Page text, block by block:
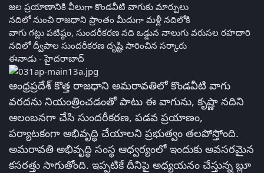
జల ప్రయాణానికి వీలుగా కొండవీటి వాగుకు మార్పులు
నదిలో నుంచి రాజధాని ప్రాంతం మీదుగా మళ్లీ నదిలోకి
వాగు గట్లు పటిష్ఠం, సుందరీకరణ నది ఒడ్డున నాలుగు వరుసల రహదారి
నదిలో ద్వీపాల సుందరీకరణ దృష్టి సారించిన సర్కారు
ఈనాడు - హైదరాబాద్‌
ఆంధ్రప్రదేశ్‌ కొత్త రాజధాని అమరావతిలో కొండవీటి వాగు
వరదను నియంత్రించడంతో పాటు ఈ వాగును, కృష్ణా నదిని
ఆలంబనగా చేసి సుందరీకరణ, పడవ ప్రయాణం,
పర్యాటకంగా అభివృద్ధి చేయాలని ప్రభుత్వం తలపోస్తోంది.
అమరావతి అభివృద్ధి సంస్థ ఆధ్వర్యంలో ఇందుకు అవసరమైన
కసరత్తు సాగుతోంది. ఇప్పటికే దీనిపై అధ్యయనం చేస్తున్న బ్లూ